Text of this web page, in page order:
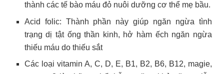
thành các tế bào máu đỏ nuôi dưỡng cơ thể mẹ bầu.
Acid folic: Thành phần này giúp ngăn ngừa tình
trạng dị tật ống thần kinh, hở hàm ếch ngăn ngừa
thiếu máu do thiếu sắt
Các loại vitamin A, C, D, E, B1, B2, B6, B12, magie,